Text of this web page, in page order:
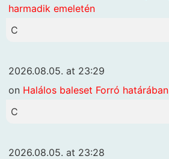
harmadik emeletén
C
2026.08.05. at 23:29
on Halálos baleset Forró határában
C
2026.08.05. at 23:28